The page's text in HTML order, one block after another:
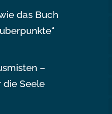
das Buch
–
die Seele